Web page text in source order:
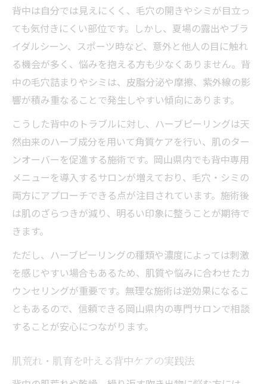
背中は自分では見えにくく、毛穴の開きやシミが目立っ
ても気付きにくい部位です。しかし、夏場の露出やブラ
イダルシーン、スポーツ時など、意外と他人の目に触れ
る機会が多く、悩みを抱える方も少なくありません。背
中の毛穴詰まりやシミは、皮脂分泌や摩擦、紫外線の影
響が積み重なることで発生しやすい傾向にあります。
こうした背中のトラブルに対し、ハーブピーリングは天
然由来のハーブ成分を用いて角質ケアを行い、肌のター
ンオーバーを促進する施術です。岡山県内でも背中専用
メニューを導入するサロンが増えており、毛穴・シミの
両方にアプローチできる点が注目されています。施術後
は肌のざらつきが減り、明るい印象に整うことが期待で
きます。
ただし、ハーブピーリングの種類や濃度によっては刺激
を感じやすい場合もあるため、肌質や悩みに合わせたカ
ウンセリングが重要です。無理な施術は逆効果になるこ
ともあるので、信頼できる岡山県内の専門サロンで相談
することが安心につながります。
肌荒れ・肌育を叶える背中ケアの実践法